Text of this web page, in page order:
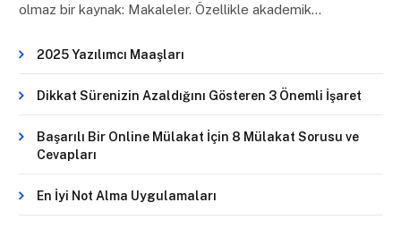
olmaz bir kaynak: Makaleler. Özellikle akademik…
2025 Yazılımcı Maaşları
Dikkat Sürenizin Azaldığını Gösteren 3 Önemli İşaret
Başarılı Bir Online Mülakat İçin 8 Mülakat Sorusu ve
Cevapları
En İyi Not Alma Uygulamaları